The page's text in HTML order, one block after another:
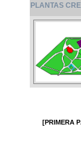
PLANTAS
[PRIMERA